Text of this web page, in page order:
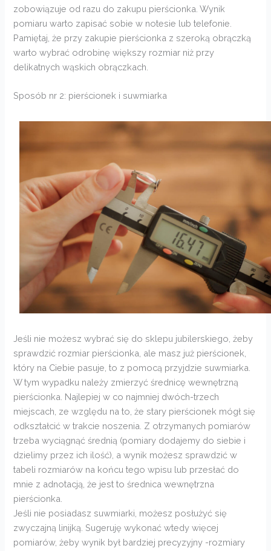
zobowiązuje od razu do zakupu pierścionka. Wynik
pomiaru warto zapisać sobie w notesie lub telefonie.
Pamiętaj, że przy zakupie pierścionka z szeroką obrączką
warto wybrać odrobinę większy rozmiar niż przy
delikatnych wąskich obrączkach.
Sposób nr 2: pierścionek i suwmiarka
Jeśli nie możesz wybrać się do sklepu jubilerskiego, żeby
sprawdzić rozmiar pierścionka, ale masz już pierścionek,
który na Ciebie pasuje, to z pomocą przyjdzie suwmiarka.
W tym wypadku należy zmierzyć średnicę wewnętrzną
pierścionka. Najlepiej w co najmniej dwóch-trzech
miejscach, ze względu na to, że stary pierścionek mógł się
odkształcić w trakcie noszenia. Z otrzymanych pomiarów
trzeba wyciągnąć średnią (pomiary dodajemy do siebie i
dzielimy przez ich ilość), a wynik możesz sprawdzić w
tabeli rozmiarów na końcu tego wpisu lub przesłać do
mnie z adnotacją, że jest to średnica wewnętrzna
pierścionka.
Jeśli nie posiadasz suwmiarki, możesz posłużyć się
zwyczajną linijką. Sugeruję wykonać wtedy więcej
pomiarów, żeby wynik był bardziej precyzyjny -rozmiary